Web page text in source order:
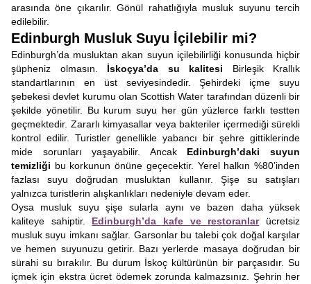
arasında öne çıkarılır. Gönül rahatlığıyla musluk suyunu tercih
edilebilir.
Edinburgh Musluk Suyu İçilebilir mi?
Edinburgh’da musluktan akan suyun içilebilirliği konusunda hiçbir
şüpheniz olmasın. İskoçya’da su kalitesi Birleşik Krallık
standartlarının en üst seviyesindedir. Şehirdeki içme suyu
şebekesi devlet kurumu olan Scottish Water tarafından düzenli bir
şekilde yönetilir. Bu kurum suyu her gün yüzlerce farklı testten
geçmektedir. Zararlı kimyasallar veya bakteriler içermediği sürekli
kontrol edilir. Turistler genellikle yabancı bir şehre gittiklerinde
mide sorunları yaşayabilir. Ancak Edinburgh’daki suyun
temizliği bu korkunun önüne geçecektir. Yerel halkın %80’inden
fazlası suyu doğrudan musluktan kullanır. Şişe su satışları
yalnızca turistlerin alışkanlıkları nedeniyle devam eder.
Oysa musluk suyu şişe sularla aynı ve bazen daha yüksek
kaliteye sahiptir. Edinburgh’da kafe ve restoranlarücretsiz
musluk suyu imkanı sağlar. Garsonlar bu talebi çok doğal karşılar
ve hemen suyunuzu getirir. Bazı yerlerde masaya doğrudan bir
sürahi su bırakılır. Bu durum İskoç kültürünün bir parçasıdır. Su
içmek için ekstra ücret ödemek zorunda kalmazsınız. Şehrin her